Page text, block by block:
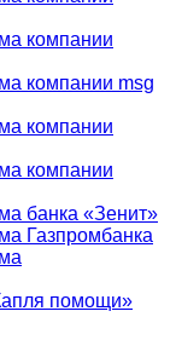
компании
компании msg
компании
компании
банка «Зенит»
Газпромбанка
помощи»